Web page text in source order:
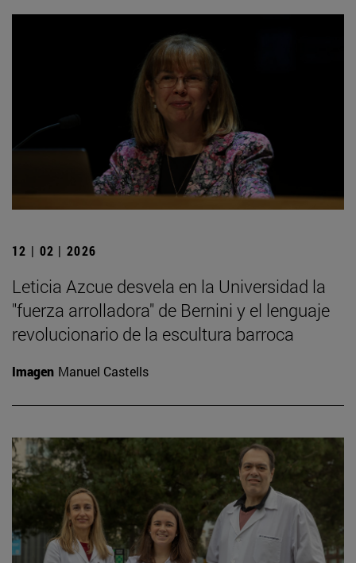
12 | 02 | 2026
Leticia Azcue desvela en la Universidad la
"fuerza arrolladora" de Bernini y el lenguaje
revolucionario de la escultura barroca
Imagen Manuel Castells